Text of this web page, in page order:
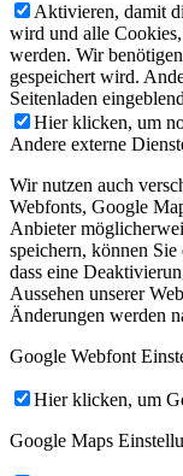
Aktivieren, damit
wird und alle
werden. Wir
gespeichert wird.
Seitenladen
Hier klicken, um
Andere externe
Wir nutzen auch
Webfonts, Google
Anbieter
speichern, können
dass eine
Aussehen unserer
Änderungen werden
Google Webfont
Hier klicken, um
Google Maps